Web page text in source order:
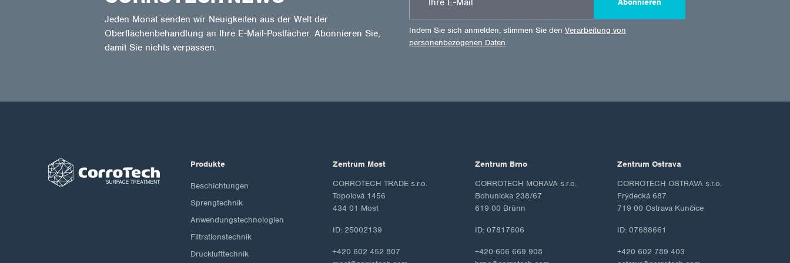
Jeden Monat senden wir Neuigkeiten aus der Welt der
Oberflächenbehandlung an Ihre E-Mail-Postfächer. Abonnieren Sie,
damit Sie nichts verpassen.
Abonnieren
Indem Sie sich anmelden, stimmen Sie den Verarbeitung von
personenbezogenen Daten.
Produkte
Beschichtungen
Sprengtechnik
Anwendungstechnologien
Filtrationstechnik
Drucklufttechnik
Zentrum Most
CORROTECH TRADE s.r.o.
Topolová 1456
434 01 Most
ID: 25002139
+420 602 452 807
Zentrum Brno
CORROTECH MORAVA s.r.o.
Bohunicka 238/67
619 00 Brünn
ID: 07817606
+420 606 669 908
Zentrum Ostrava
CORROTECH OSTRAVA s.r.o.
Frýdecká 687
719 00 Ostrava Kunčice
ID: 07688661
+420 602 789 403